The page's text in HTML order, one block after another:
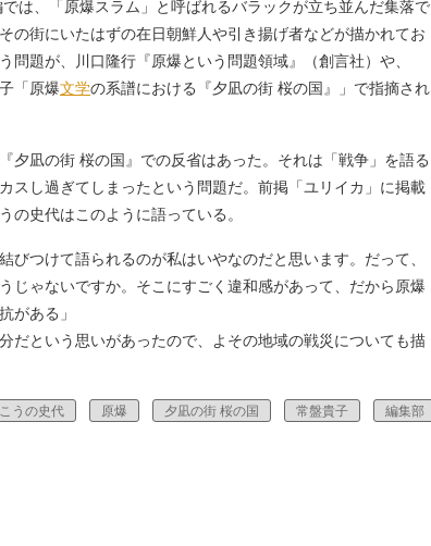
は、「原爆スラム」と呼ばれるバラックが立ち並んだ集落で
の街にいたはずの在日朝鮮人や引き揚げ者などが描かれてお
問題が、川口隆行『原爆という問題領域』（創言社）や、
「原爆文学の系譜における『夕凪の街 桜の国』」で指摘され
夕凪の街 桜の国』での反省はあった。それは「戦争」を語る
スし過ぎてしまったという問題だ。前掲「ユリイカ」に掲載
の史代はこのように語っている。
びつけて語られるのが私はいやなのだと思います。だって、
じゃないですか。そこにすごく違和感があって、だから原爆
がある」
だという思いがあったので、よその地域の戦災についても描
こうの史代 原爆 夕凪の街 桜の国 常盤貴子 編集部